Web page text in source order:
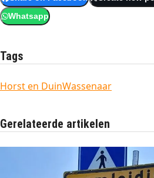
Whatsapp
Tags
Horst en DuinWassenaar
Gerelateerde artikelen